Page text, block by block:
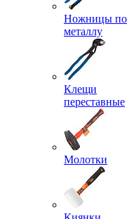
Ножницы по
металлу
Клещи
переставные
Молотки